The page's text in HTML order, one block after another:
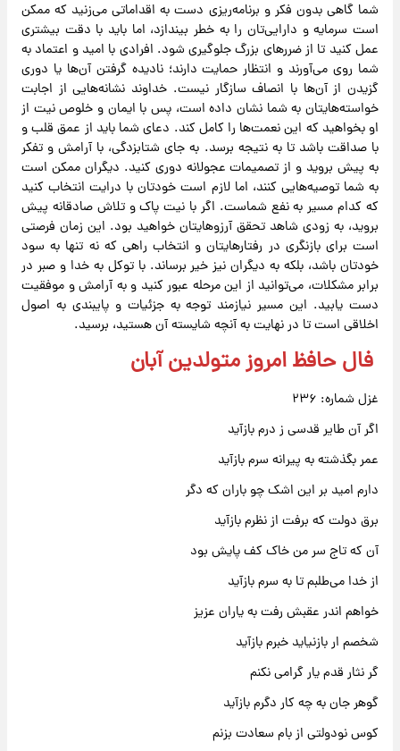
شما گاهی بدون فکر و برنامه‌ریزی دست به اقداماتی می‌زنید که ممکن
است سرمایه و دارایی‌تان را به خطر بیندازد، اما باید با دقت بیشتری
عمل کنید تا از ضررهای بزرگ جلوگیری شود. افرادی با امید و اعتماد به
شما روی می‌آورند و انتظار حمایت دارند؛ نادیده گرفتن آن‌ها یا دوری
گزیدن از آن‌ها با انصاف سازگار نیست. خداوند نشانه‌هایی از اجابت
خواسته‌هایتان به شما نشان داده است، پس با ایمان و خلوص نیت از
او بخواهید که این نعمت‌ها را کامل کند. دعای شما باید از عمق قلب و
با صداقت باشد تا به نتیجه برسد. به جای شتابزدگی، با آرامش و تفکر
به پیش بروید و از تصمیمات عجولانه دوری کنید. دیگران ممکن است
به شما توصیه‌هایی کنند، اما لازم است خودتان با درایت انتخاب کنید
که کدام مسیر به نفع شماست. اگر با نیت پاک و تلاش صادقانه پیش
بروید، به زودی شاهد تحقق آرزوهایتان خواهید بود. این زمان فرصتی
است برای بازنگری در رفتارهایتان و انتخاب راهی که نه تنها به سود
خودتان باشد، بلکه به دیگران نیز خیر برساند. با توکل به خدا و صبر در
برابر مشکلات، می‌توانید از این مرحله عبور کنید و به آرامش و موفقیت
دست یابید. این مسیر نیازمند توجه به جزئیات و پایبندی به اصول
اخلاقی است تا در نهایت به آنچه شایسته آن هستید، برسید.
فال حافظ امروز متولدین آبان
غزل شماره: ۲۳۶
اگر آن طایر قدسی ز درم بازآید
عمر بگذشته به پیرانه سرم بازآید
دارم امید بر این اشک چو باران که دگر
برق دولت که برفت از نظرم بازآید
آن که تاج سر من خاک کف پایش بود
از خدا می‌طلبم تا به سرم بازآید
خواهم اندر عقبش رفت به یاران عزیز
شخصم ار بازنیاید خبرم بازآید
گر نثار قدم یار گرامی نکنم
گوهر جان به چه کار دگرم بازآید
کوس نودولتی از بام سعادت بزنم